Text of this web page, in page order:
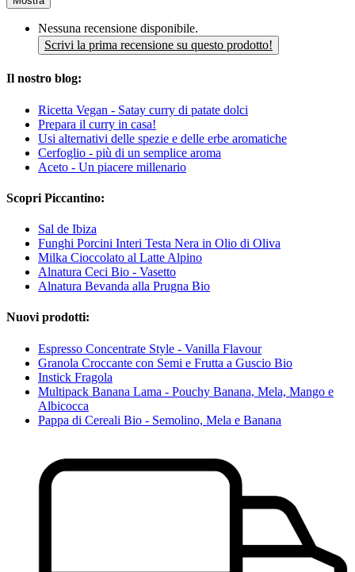
Nessuna recensione disponibile.
Scrivi la prima recensione su questo prodotto!
Il nostro blog:
Ricetta Vegan - Satay curry di patate dolci
Prepara il curry in casa!
Usi alternativi delle spezie e delle erbe aromatiche
Cerfoglio - più di un semplice aroma
Aceto - Un piacere millenario
Scopri Piccantino:
Sal de Ibiza
Funghi Porcini Interi Testa Nera in Olio di Oliva
Milka Cioccolato al Latte Alpino
Alnatura Ceci Bio - Vasetto
Alnatura Bevanda alla Prugna Bio
Nuovi prodotti:
Espresso Concentrate Style - Vanilla Flavour
Granola Croccante con Semi e Frutta a Guscio Bio
Instick Fragola
Multipack Banana Lama - Pouchy Banana, Mela, Mango e
Albicocca
Pappa di Cereali Bio - Semolino, Mela e Banana